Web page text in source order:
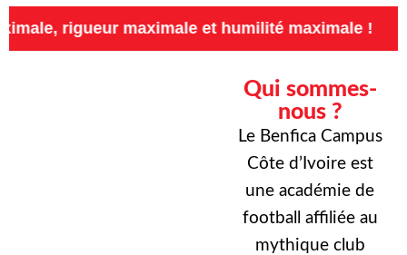
maximale et humilité maximale !
Qui sommes-
nous ?
Le Benfica Campus
Côte d’Ivoire est
une académie de
football affiliée au
mythique club